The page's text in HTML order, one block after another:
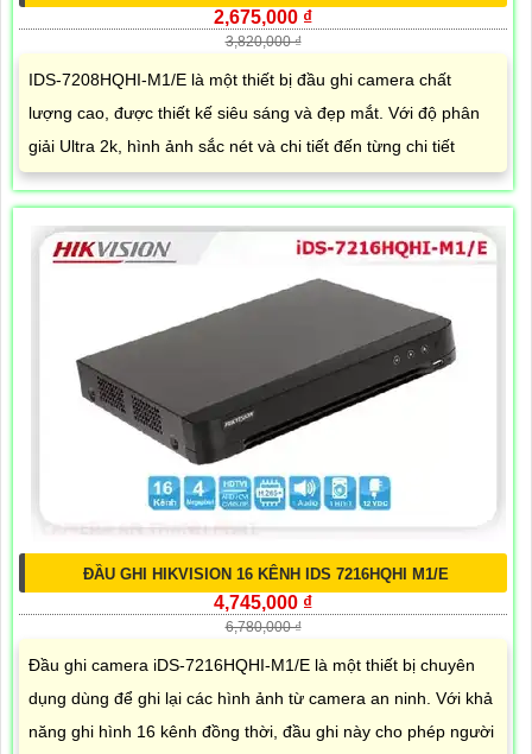
2,675,000 ₫
3,820,000 ₫
IDS-7208HQHI-M1/E là một thiết bị đầu ghi camera chất
lượng cao, được thiết kế siêu sáng và đẹp mắt. Với độ phân
giải Ultra 2k, hình ảnh sắc nét và chi tiết đến từng chi tiết
ĐẦU GHI HIKVISION 16 KÊNH IDS 7216HQHI M1/E
4,745,000 ₫
6,780,000 ₫
Đầu ghi camera iDS-7216HQHI-M1/E là một thiết bị chuyên
dụng dùng để ghi lại các hình ảnh từ camera an ninh. Với khả
năng ghi hình 16 kênh đồng thời, đầu ghi này cho phép người